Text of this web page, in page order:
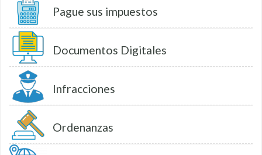
Pague sus impuestos
Documentos Digitales
Infracciones
Ordenanzas